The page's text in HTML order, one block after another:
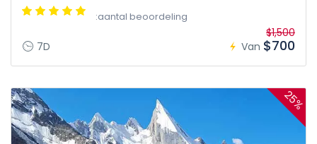
:aantal beoordeling
7D Van
$1,500
$700
25%